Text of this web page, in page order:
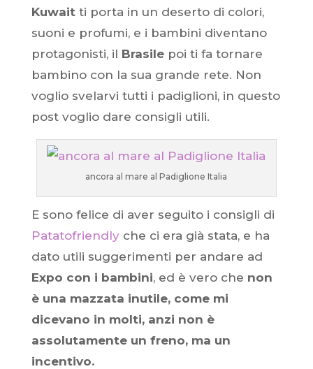
Kuwaitti porta in un deserto di colori,
suoni e profumi, e i bambini diventano
protagonisti, il Brasilepoi ti fa tornare
bambino con la sua grande rete. Non
voglio svelarvi tutti i padiglioni, in questo
post voglio dare consigli utili.
ancora al mare al Padiglione Italia
E sono felice di aver seguito i consigli di
Patatofriendlyche ci era già stata, e ha
dato utili suggerimenti per andare ad
Expo con i bambini, ed è vero che non
è una mazzata inutile, come mi
dicevano in molti, anzi non è
assolutamente un freno, ma un
incentivo.